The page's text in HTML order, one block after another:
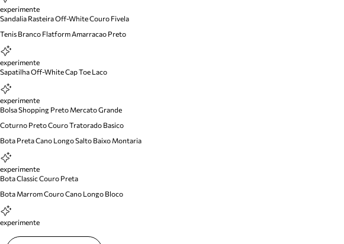
experimente
Sandalia Rasteira Off-White Couro Fivela
Tenis Branco Flatform Amarracao Preto
experimente
Sapatilha Off-White Cap Toe Laco
experimente
Bolsa Shopping Preto Mercato Grande
Coturno Preto Couro Tratorado Basico
Bota Preta Cano Longo Salto Baixo Montaria
experimente
Bota Classic Couro Preta
Bota Marrom Couro Cano Longo Bloco
experimente